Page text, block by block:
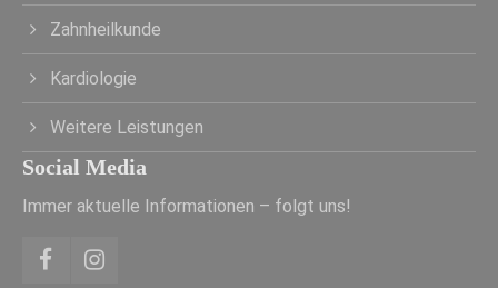
Zahnheilkunde
Kardiologie
Weitere Leistungen
Social Media
Immer aktuelle Informationen – folgt uns!